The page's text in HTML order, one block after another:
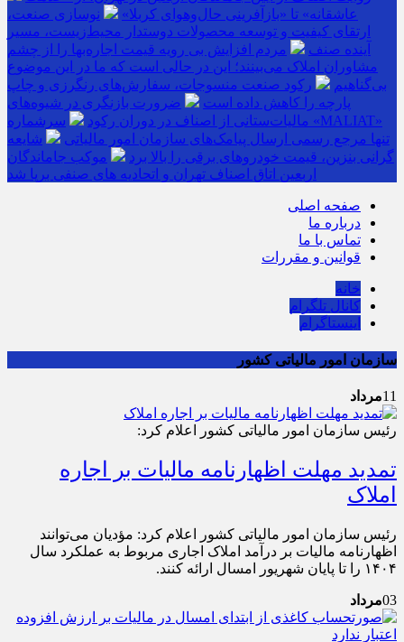
عاشقانه» تا «بازآفرینی حال‌وهوای کربلا»
نوسازی صنعت،
ارتقای کیفیت و توسعه محصولات دوستدار محیط‌زیست، مسیر
آینده صنف
مردم افزایش بی رویه قیمت اجاره‌بها را از چشم
مشاوران املاک می‌بینند؛ این در حالی است که ما در این موضوع
بی‌گناهیم
رکود صنعت منسوجات، سفارش‌های رنگرزی و چاپ
پارچه را کاهش داده است
ضرورت بازنگری در شیوه‌های
مالیات‌ستانی از اصناف در دوران رکود
سرشماره «MALIAT»
تنها مرجع رسمی ارسال پیامک‌های سازمان امور مالیاتی
شایعه
گرانی بنزین، قیمت خودروهای برقی را بالا برد
موکب جاماندگان
اربعین اتاق اصناف تهران و اتحادیه های صنفی برپا شد
صفحه اصلی
درباره ما
تماس با ما
قوانین و مقررات
خانه
کانال تلگرام
اینستاگرام
سازمان امور مالیاتی کشور
11مرداد
رئیس سازمان امور مالیاتی کشور اعلام کرد:
تمدید مهلت اظهارنامه مالیات بر اجاره
املاک
رئیس سازمان امور مالیاتی کشور اعلام کرد: مؤدیان می‌توانند
اظهارنامه مالیات بر درآمد املاک اجاری مربوط به عملکرد سال
۱۴۰۴ را تا پایان شهریور امسال ارائه کنند.
03مرداد